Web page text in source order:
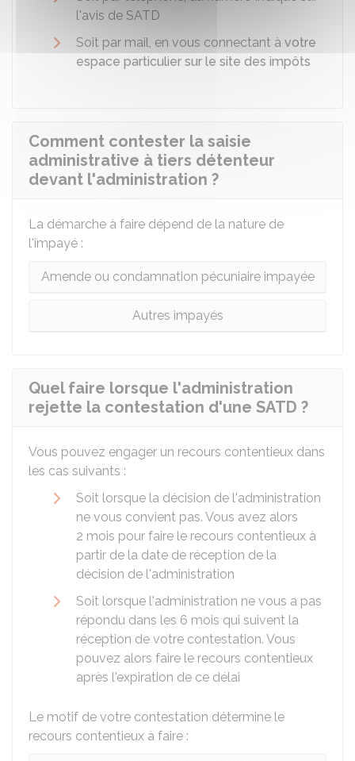
l'avis de SATD
Soit par mail, en vous connectant à votre
espace particulier sur le site des impôts
Comment contester la saisie
administrative à tiers détenteur
devant l'administration ?
La démarche à faire dépend de la nature de
l'impayé :
Amende ou condamnation pécuniaire impayée
Autres impayés
Quel faire lorsque l'administration
rejette la contestation d'une SATD ?
Vous pouvez engager un recours contentieux dans
les cas suivants :
Soit lorsque la décision de l'administration
ne vous convient pas. Vous avez alors
2 mois pour faire le recours contentieux à
partir de la date de réception de la
décision de l'administration
Soit lorsque l'administration ne vous a pas
répondu dans les 6 mois qui suivent la
réception de votre contestation. Vous
pouvez alors faire le recours contentieux
après l'expiration de ce délai
Le motif de votre contestation détermine le
recours contentieux à faire :